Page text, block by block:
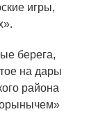
игры,
берега,
на дары
района